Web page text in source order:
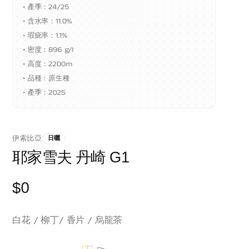
• 產季：24/25
• 含水率：11.0%
• 瑕疵率：1.1%
• 密度：896 g/I
• 高度：2200m
• 品種：原生種
• 產季：2025
伊索比亞 日曬
耶家雪夫 丹崎 G1
$0
白花 / 柳丁/ 香片 / 烏龍茶